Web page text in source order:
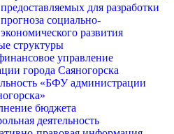
предоставляемых для разработки
прогноза социально-
экономического развития
структуры
управление
города Саяногорска
«БФУ администрации
бюджета
деятельность